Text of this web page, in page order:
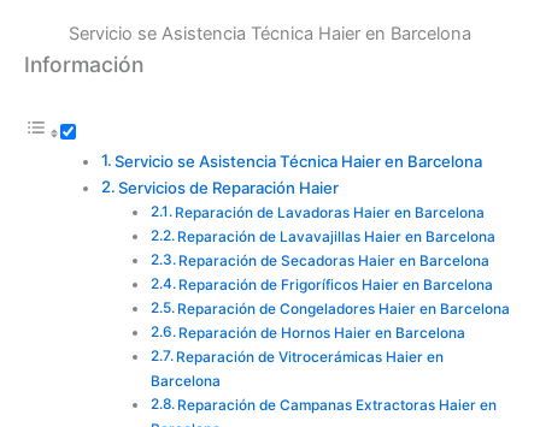
Servicio se Asistencia Técnica Haier en Barcelona
Información
Servicio se Asistencia Técnica Haier en Barcelona
Servicios de Reparación Haier
Reparación de Lavadoras Haier en Barcelona
Reparación de Lavavajillas Haier en Barcelona
Reparación de Secadoras Haier en Barcelona
Reparación de Frigoríficos Haier en Barcelona
Reparación de Congeladores Haier en Barcelona
Reparación de Hornos Haier en Barcelona
Reparación de Vitrocerámicas Haier en
Barcelona
Reparación de Campanas Extractoras Haier en